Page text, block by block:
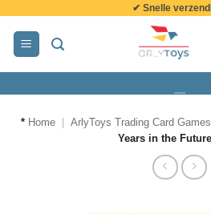
inhoud
✔ Snelle
* Home ArlyToys Trading Card Games
Years in the